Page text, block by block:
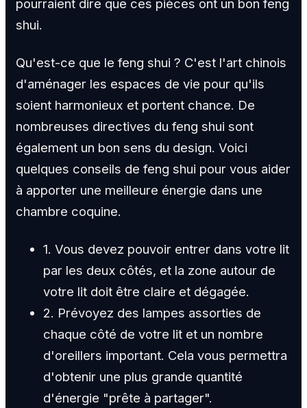
pourraient dire que ces pièces ont un bon feng
shui.
Qu'est-ce que le feng shui ? C'est l'art chinois
d'aménager les espaces de vie pour qu'ils
soient harmonieux et portent chance. De
nombreuses directives du feng shui sont
également un bon sens du design. Voici
quelques conseils de feng shui pour vous aider
à apporter une meilleure énergie dans une
chambre coquine.
1. Vous devez pouvoir entrer dans votre lit
par les deux côtés, et la zone autour de
votre lit doit être claire et dégagée.
2. Prévoyez des lampes assorties de
chaque côté de votre lit et un nombre
d'oreillers important. Cela vous permettra
d'obtenir une plus grande quantité
d'énergie "prête à partager".